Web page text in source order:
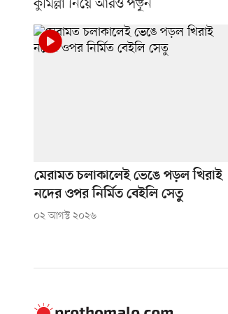
কুমিল্লা নিয়ে আরও পড়ুন
মেরামত চলাকালেই ভেঙে পড়ল খিরাই
নদের ওপর নির্মিত বেইলি সেতু
০২ আগস্ট ২০২৬